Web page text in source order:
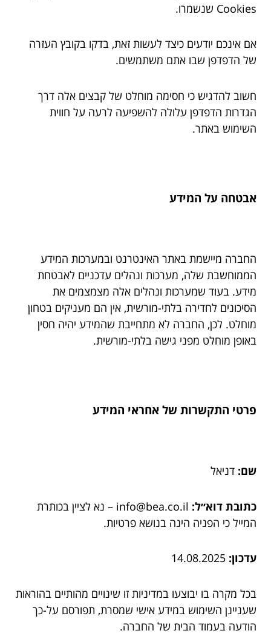
Cookies שנשמרו.
אם אינכם יודעים כיצד לעשות זאת, בדקו בקובץ העזרה
של הדפדפן שבו אתם משתמשים.
חשוב להדגיש כי חסימה מוחלט של קבצים אלה דרך
הגדרות הדפדפן עלולה להשפיעה לרעה על חווית
השימוש באתר.
אבטחה על המידע
החברה מיישמת באתר האינטרנט ובמערכות המידע
הממוחשבת שלה, מערכות ונהלים עדכניים לאבטחת
מידע. בעוד שמערכות ונהלים אלה מצמצמים את
הסיכונים לחדירה בלתי-מורשית, אין הם מעניקים בטחון
מוחלט. לכן, החברה לא מתחייבת שהמידע יהיה חסין
באופן מוחלט מפני גישה בלתי-מורשית.
פרטי התקשרות של אחראי המידע
שם: דניאל
כתובת דוא״ל:
info@bea.co.il – נא לציין בכותרת
המייל כי הפניה הינה בנושא פרטיות.
עדכון:
בכל מקרה בו יבוצעו במדיניות זו שינויים מהותיים בהוראות
שעניינן השימוש במידע אישי שמסרת, תפורסם על-כך
הודעה בעמוד הבית של החברה.